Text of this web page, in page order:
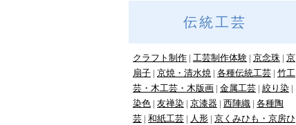
伝統工芸
クラフト制作 工芸制作体験 京念珠 京
扇子 京焼・清水焼 各種伝統工芸 竹工
芸・木工芸・木版画 金属工芸 絞り染
染色 友禅染 京漆器 西陣織 各種陶
芸 和紙工芸 人形 京くみひも・京房ひ